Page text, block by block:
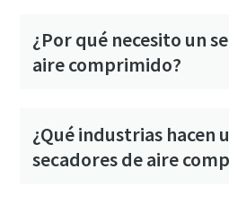
¿Por qué necesito un
aire comprimido?
¿Qué industrias hacen
secadores de aire